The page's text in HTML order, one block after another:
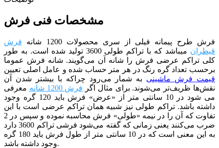
مشخصات فنی فرش
فرش طرح پیمانه فیلی از سری محصولات 1200 شانه
فرش
قیطران
می­باشد که با تراکم طولی 3600 تولید شده است. به طور
کلی تراکم عرضی فرش را شانه آن می‌گویند. شانه فرش عموما
برحسب تعداد گره رنگ در هر متر حساب شده و عامل اصلی تعیین
قیمت فرش ماشینی به شمار می‌رود چراکه با بیشتر شدن آن
نقش‌ها ظریف‌تر می‌شوند. برای مثال اگر فرش 1200 شانه
معرفی
می شود در 10 سانتی متر از «عرض» فرش باید 120 گره وجود
داشته باشد. تراکم طولی نیز شبیه همان تراکم عرضی است با این
تفاوت که آن را در نیمه «طولی» فرش محاسبه نموده و سپس در 2
ضرب می‌کنند یعنی زمانی که گفته می‌شود فرشی تراکم 3600 دارد
به این معنی است که در 10 سانتی متر از طول فرش باید 180 گره
وجود داشته باشد.